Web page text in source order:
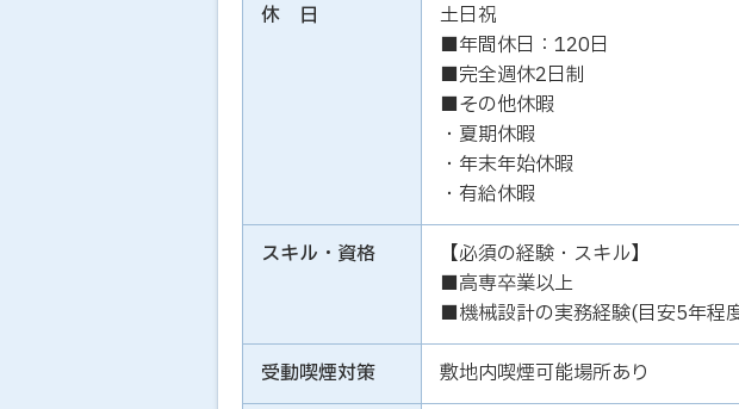
休 日
土日祝
■年間休日：120日
■完全週休2日制
■その他休暇
・夏期休暇
・年末年始休暇
・有給休暇
スキル・資格
【必須の経験・スキル】
■高専卒業以上
■機械設計の実務経験(目安5年程
受動喫煙対策 敷地内喫煙可能場所あり